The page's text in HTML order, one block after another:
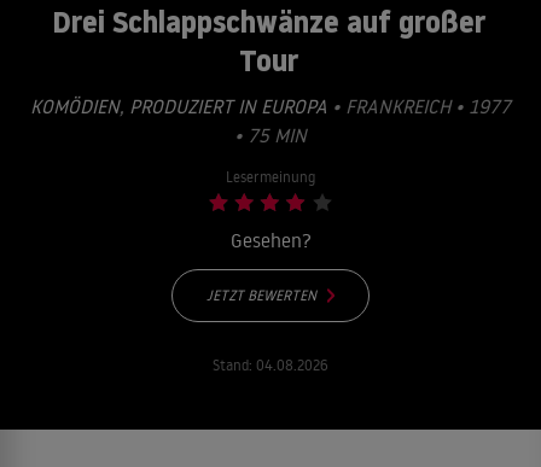
Drei Schlappschwänze auf großer
Tour
KOMÖDIEN, PRODUZIERT IN EUROPA • FRANKREICH • 1977
• 75 MIN
Lesermeinung
Gesehen?
JETZT BEWERTEN
Stand: 04.08.2026